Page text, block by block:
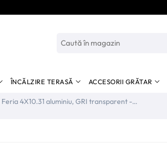
ÎNCĂLZIRE TERASĂ ACCESORII GRĂTAR
4X10.31 aluminiu, GRI transparent -